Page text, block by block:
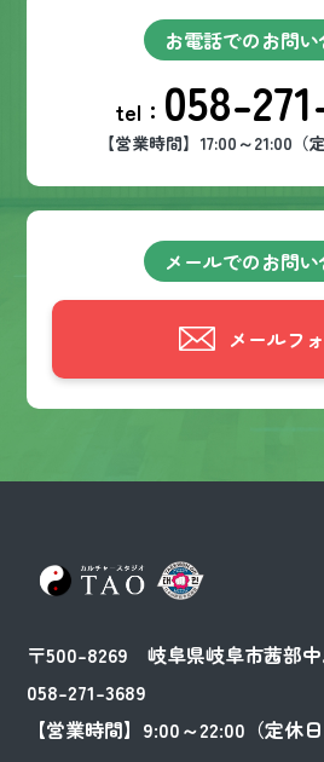
お電話でのお問
tel： 058-
【営業時間】17:00～21:00（
メールでのお問
メールフ
〒500-8269 岐阜県岐阜市茜部
058-271-3689
【営業時間】9:00～22:00（定休